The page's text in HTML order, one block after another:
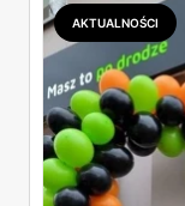
AKTUALNOŚCI